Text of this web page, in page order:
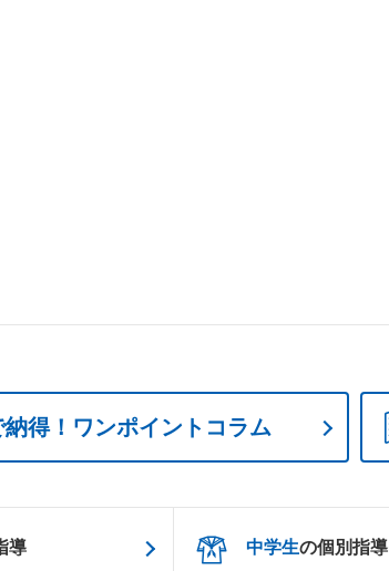
得！ワンポイントコラム
導 中学生の個別指導